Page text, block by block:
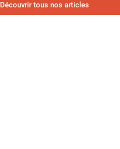
Découvrir tous nos articles